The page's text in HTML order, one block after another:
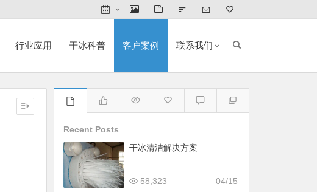
行业应用 干冰科普 客户案例 联系我们
Recent Posts
干冰清洁解决方案
04/15
58,323